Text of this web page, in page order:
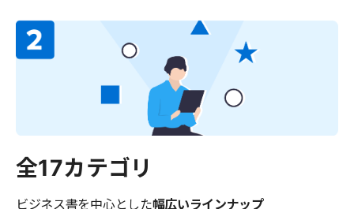
全17カテゴリ
ビジネス書を中心とした幅広いラインナップ